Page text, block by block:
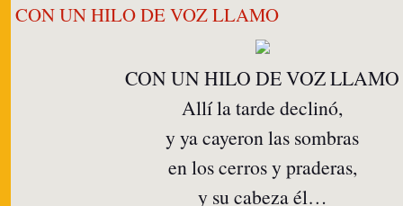
CON UN HILO DE VOZ LLAMO
CON UN HILO DE VOZ LLAMO
Allí la tarde declinó,
y ya cayeron las sombras
en los cerros y praderas,
y su cabeza él…